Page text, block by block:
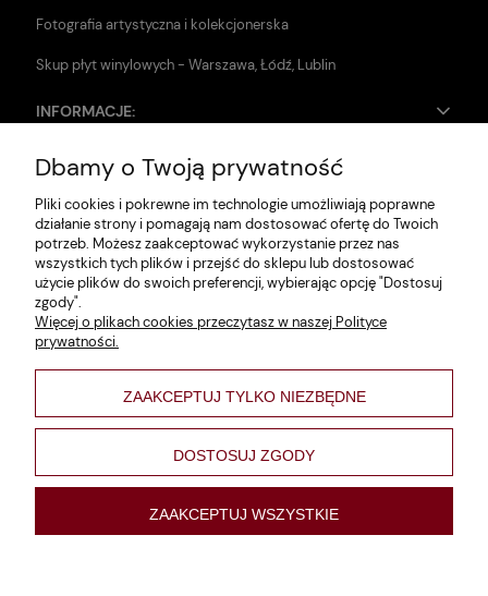
Fotografia artystyczna i kolekcjonerska
Skup płyt winylowych - Warszawa, Łódź, Lublin
INFORMACJE:
Zwroty i reklamacje
Dane firmy
Jak szukać?
Polityka prywatności
Regulamin
Poltyka cookies
varsaviana
Nowości
Dbamy o Twoją prywatność
Pliki cookies i pokrewne im technologie umożliwiają poprawne
działanie strony i pomagają nam dostosować ofertę do Twoich
potrzeb. Możesz zaakceptować wykorzystanie przez nas
wszystkich tych plików i przejść do sklepu lub dostosować
użycie plików do swoich preferencji, wybierając opcję "Dostosuj
zgody".
Więcej o plikach cookies przeczytasz w naszej Polityce
prywatności.
ZAAKCEPTUJ TYLKO NIEZBĘDNE
DOSTOSUJ ZGODY
ZAAKCEPTUJ WSZYSTKIE